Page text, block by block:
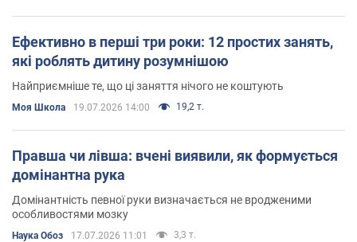
Ефективно в перші три роки: 12 простих занять,
які роблять дитину розумнішою
Найприємніше те, що ці заняття нічого не коштують
Моя Школа 19.07.2026 14:00 19,2 т.
Правша чи лівша: вчені виявили, як формується
домінантна рука
Домінантність певної руки визначається не вродженими
особливостями мозку
Наука Обоз 17.07.2026 11:01 3,3 т.